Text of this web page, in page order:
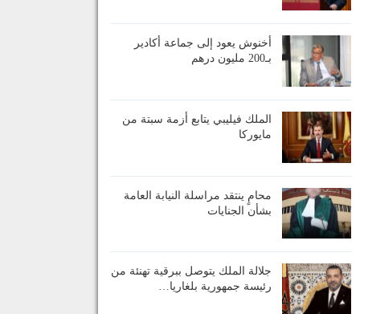
أخنوش يعود إلى جماعة أكادير
بـ200 مليون درهم
الملك فيليبي يتابع أزمة سبتة من
مايوركا
محامٍ ينتقد مراسلة النيابة العامة
بشأن الجنايات
جلالة الملك يتوصل ببرقية تهنئة من
رئيسة جمهورية بلغاريا…